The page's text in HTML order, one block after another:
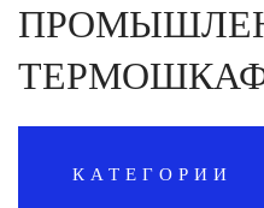
КАТЕГОРИИ